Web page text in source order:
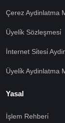
Çerez Aydinlatma
Üyeli̇k Sözleşmesi̇
İnternet Si̇tesi̇
Üyeli̇k Aydinlatma
Yasal
İşlem Rehberi̇